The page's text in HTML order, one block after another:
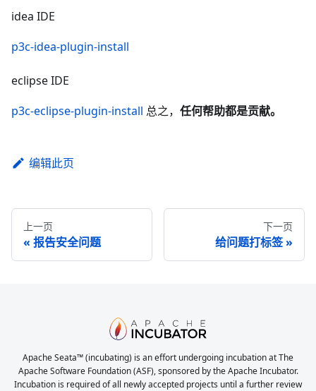
idea IDE
p3c-idea-plugin-install
eclipse IDE
p3c-eclipse-plugin-install 总之， 任何帮助都是贡献。
编辑此页
上一页
报告安全问题
下一页
给问题打标签
Apache Seata™ (incubating) is an effort undergoing incubation at The
Apache Software Foundation (ASF), sponsored by the Apache Incubator.
Incubation is required of all newly accepted projects until a further review